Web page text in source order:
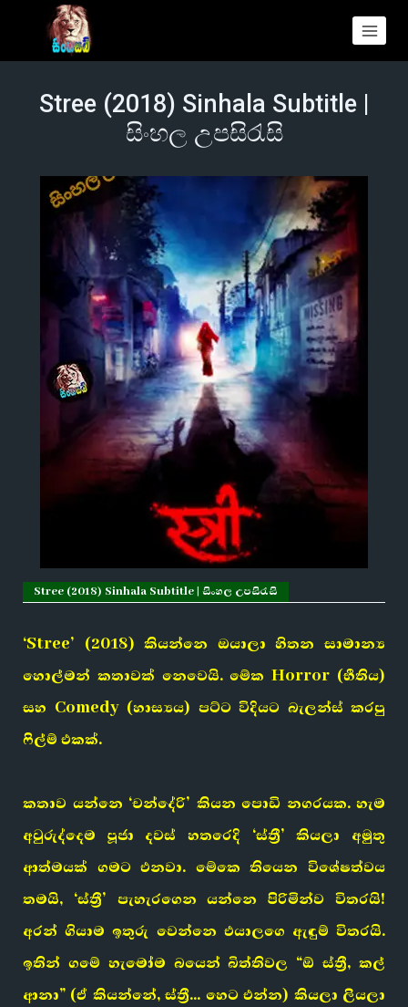
Stree (2018) Sinhala Subtitle |
සිංහල උපසිරැසි
Stree (2018) Sinhala Subtitle | සිංහල උපසිරැසි
‘Stree’ (2018) කියන්නෙ ඔයාලා හිතන සාමාන්‍ය
හොල්මන් කතාවක් නෙවෙයි. මේක Horror (භීතිය)
සහ Comedy (හාස්‍යය) පට්ට විදියට බැලන්ස් කරපු
ෆිල්ම් එකක්.
කතාව යන්නෙ ‘චන්දේරි’ කියන පොඩි නගරයක. හැම
අවුරුද්දෙම පූජා දවස් හතරෙදි ‘ස්ත්‍රී’ කියලා අමුතු
ආත්මයක් ගමට එනවා. මේකෙ තියෙන විශේෂත්වය
තමයි, ‘ස්ත්‍රී’ පැහැරගෙන යන්නෙ පිරිමින්ව විතරයි!
අරන් ගියාම ඉතුරු වෙන්නෙ එයාලගෙ ඇඳුම් විතරයි.
ඉතින් ගමේ හැමෝම බයෙන් බිත්තිවල “ඕ ස්ත්‍රී, කල්
ආනා” (ඒ කියන්නේ, ස්ත්‍රී… හෙට එන්න) කියලා ලියලා